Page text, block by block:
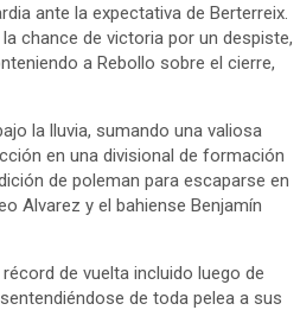
ante la expectativa de Berterreix.
chance de victoria por un despiste,
a Rebollo sobre el cierre,
la lluvia, sumando una valiosa
en una divisional de formación
de poleman para escaparse en
Alvarez y el bahiense Benjamín
de vuelta incluido luego de
de toda pelea a sus